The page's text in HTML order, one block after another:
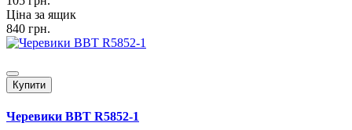
Ціна за ящик
840 грн.
Купити
Черевики BBT R5852-1